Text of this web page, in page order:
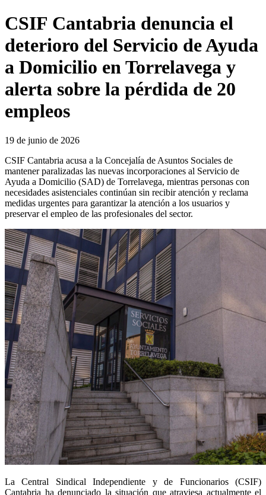
CSIF Cantabria denuncia el
deterioro del Servicio de Ayuda
a Domicilio en Torrelavega y
alerta sobre la pérdida de 20
empleos
19 de junio de 2026
CSIF Cantabria acusa a la Concejalía de Asuntos Sociales de
mantener paralizadas las nuevas incorporaciones al Servicio de
Ayuda a Domicilio (SAD) de Torrelavega, mientras personas con
necesidades asistenciales continúan sin recibir atención y reclama
medidas urgentes para garantizar la atención a los usuarios y
preservar el empleo de las profesionales del sector.
La Central Sindical Independiente y de Funcionarios (CSIF)
Cantabria ha denunciado la situación que atraviesa actualmente el